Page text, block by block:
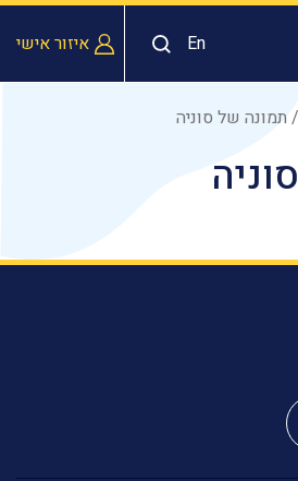
En איזור אישי
תמונה של סוניה